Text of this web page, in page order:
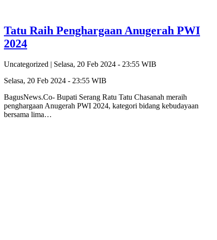
Tatu Raih Penghargaan Anugerah PWI
2024
Uncategorized | Selasa, 20 Feb 2024 - 23:55 WIB
Selasa, 20 Feb 2024 - 23:55 WIB
BagusNews.Co- Bupati Serang Ratu Tatu Chasanah meraih
penghargaan Anugerah PWI 2024, kategori bidang kebudayaan
bersama lima…